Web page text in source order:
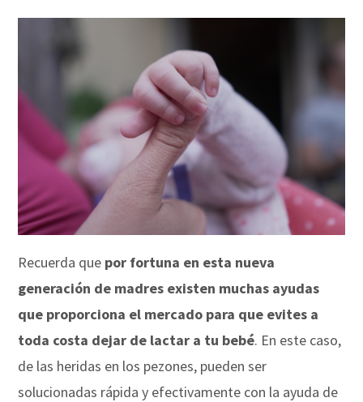
Recuerda que por fortuna en esta nueva
generación de madres existen muchas ayudas
que proporciona el mercado para que evites a
toda costa dejar de lactar a tu bebé. En este caso,
de las heridas en los pezones, pueden ser
solucionadas rápida y efectivamente con la ayuda de